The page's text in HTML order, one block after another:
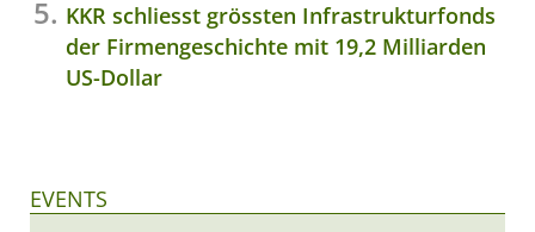
KKR schliesst grössten Infrastrukturfonds
der Firmengeschichte mit 19,2 Milliarden
US-Dollar
EVENTS